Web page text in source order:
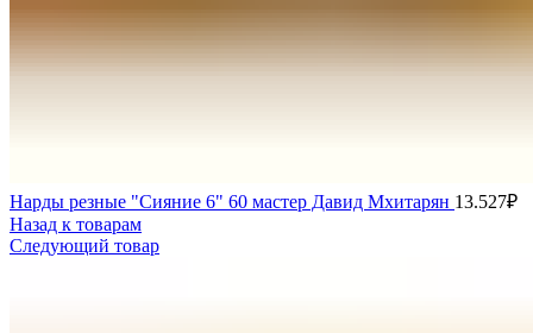
Нарды резные "Сияние 6" 60 мастер Давид Мхитарян 13.527₽
Назад к товарам
Следующий товар